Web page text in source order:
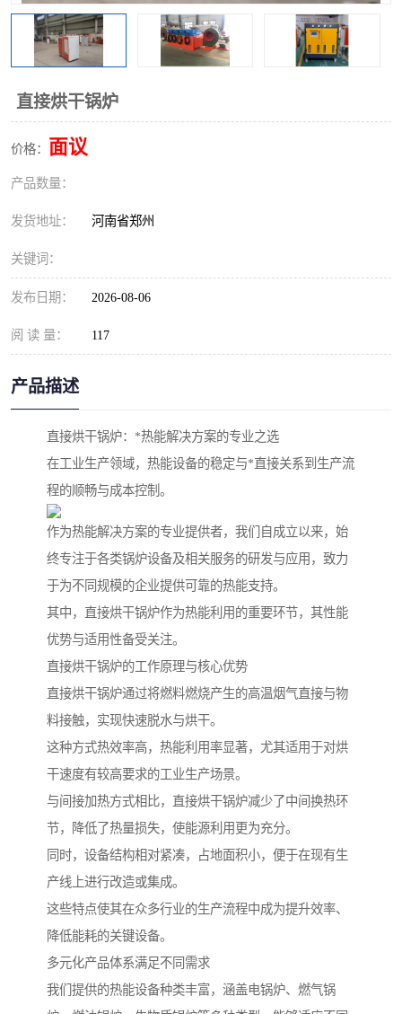
直接烘干锅炉
价格： 面议
产品数量：
发货地址： 河南省郑州
关键词：
发布日期： 2026-08-06
阅 读 量： 117
产品描述
直接烘干锅炉：*热能解决方案的专业之选
在工业生产领域，热能设备的稳定与*直接关系到生产流
程的顺畅与成本控制。
作为热能解决方案的专业提供者，我们自成立以来，始
终专注于各类锅炉设备及相关服务的研发与应用，致力
于为不同规模的企业提供可靠的热能支持。
其中，直接烘干锅炉作为热能利用的重要环节，其性能
优势与适用性备受关注。
直接烘干锅炉的工作原理与核心优势
直接烘干锅炉通过将燃料燃烧产生的高温烟气直接与物
料接触，实现快速脱水与烘干。
这种方式热效率高，热能利用率显著，尤其适用于对烘
干速度有较高要求的工业生产场景。
与间接加热方式相比，直接烘干锅炉减少了中间换热环
节，降低了热量损失，使能源利用更为充分。
同时，设备结构相对紧凑，占地面积小，便于在现有生
产线上进行改造或集成。
这些特点使其在众多行业的生产流程中成为提升效率、
降低能耗的关键设备。
多元化产品体系满足不同需求
我们提供的热能设备种类丰富，涵盖电锅炉、燃气锅